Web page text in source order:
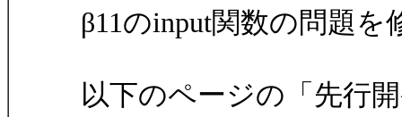
β11のinput関数の問題
以下のページの「先行